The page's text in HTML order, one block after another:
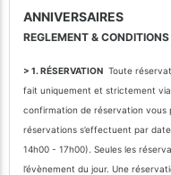
ANNIVERSAIRES
REGLEMENT &
> 1. RÉSERVATION Toute
fait uniquement et strictement
confirmation de réservation vous
réservations s’effectuent par
14h00 - 17h00). Seules les
l’évènement du jour. Une